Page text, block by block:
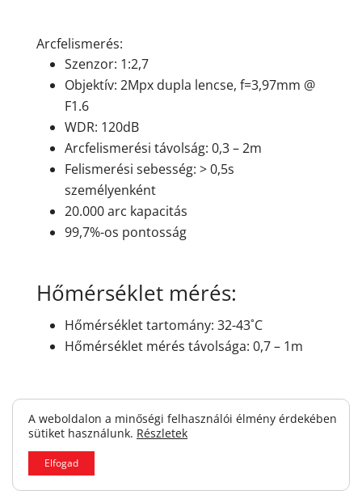
Arcfelismerés:
Szenzor: 1:2,7
Objektív: 2Mpx dupla lencse, f=3,97mm @
F1.6
WDR: 120dB
Arcfelismerési távolság: 0,3 – 2m
Felismerési sebesség: > 0,5s
személyenként
20.000 arc kapacitás
99,7%-os pontosság
Hőmérséklet mérés:
Hőmérséklet tartomány: 32-43˚C
Hőmérséklet mérés távolsága: 0,7 – 1m
Kiegészítő megvilágítás:
Típus: Meleg, fehér fény, IR szenzor
Fehér fény hatótáv: 1 – 3m
A weboldalon a minőségi felhasználói élmény érdekében
sütiket használunk. Részletek
Elfogad